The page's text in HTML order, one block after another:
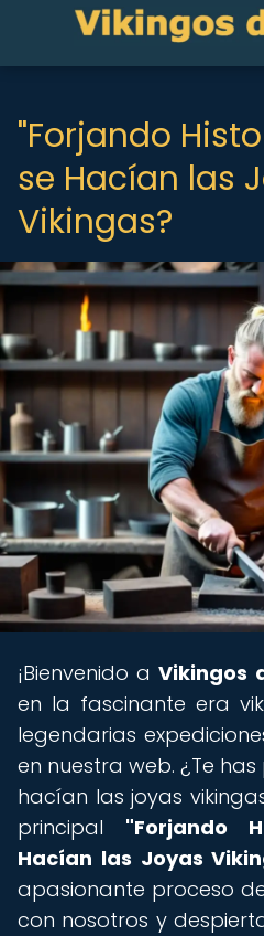
"Forjando
se Hacían las
Vikingas?
¡Bienvenido aVikingos
en la fascinante era
legendarias
en nuestra web. ¿Te
hacían las joyas
principal "Forjando
Hacían las Joyas
apasionante proceso
con nosotros y